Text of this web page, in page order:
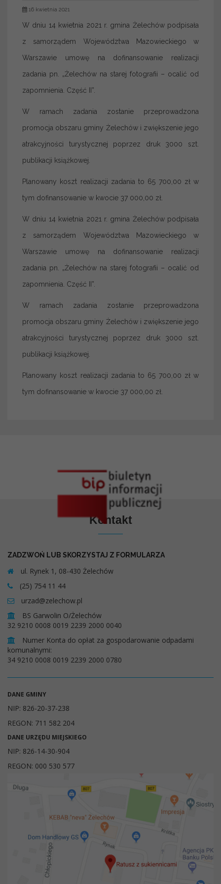
16 kwietnia 2021
W dniu 14 kwietnia 2021 r. gmina Żelechów podpisała
z samorządem Województwa Mazowieckiego w
Warszawie umowę na dofinansowanie realizacji
zadania pn. „Żelechów na starej fotografii – ocalić od
zapomnienia. Część II”.
W ramach zadania zostanie przeprowadzona
promocja obszaru gminy Żelechów i zwiększenie jego
atrakcyjności turystycznej poprzez druk 3000 szt.
publikacji książkowej.
Planowany koszt realizacji zadania to 65 700,00 zł w
tym dofinansowanie w kwocie 37 000,00 zł.
W dniu 14 kwietnia 2021 r. gmina Żelechów podpisała
z samorządem Województwa Mazowieckiego w
Warszawie umowę na dofinansowanie realizacji
zadania pn. „Żelechów na starej fotografii – ocalić od
zapomnienia. Część II”.
W ramach zadania zostanie przeprowadzona
promocja obszaru gminy Żelechów i zwiększenie jego
atrakcyjności turystycznej poprzez druk 3000 szt.
publikacji książkowej.
Planowany koszt realizacji zadania to 65 700,00 zł w
tym dofinansowanie w kwocie 37 000,00 zł.
Kontakt
ZADZWOŃ LUB SKORZYSTAJ Z FORMULARZA
ul. Rynek 1, 08-430 Żelechów
(25) 754 11 44
urzad@zelechow.pl
BS Garwolin O/Żelechów
32 9210 0008 0019 2239 2000 0040
Numer Konta do opłat za gospodarowanie odpadami
komunalnymi:
34 9210 0008 0019 2239 2000 0780
DANE GMINY
NIP: 826-20-37-238
REGON: 711 582 204
DANE URZĘDU MIEJSKIEGO
NIP: 826-14-30-904
REGON: 000 530 577